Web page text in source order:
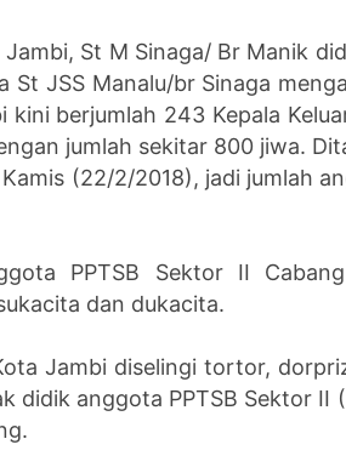
St M Sinaga/ Br Manik
St JSS Manalu/br Sinaga
kini berjumlah 243 Kepala
jumlah sekitar 800 jiwa.
(22/2/2018), jadi jumlah
PPTSB Sektor II
dan dukacita.
Jambi diselingi tortor,
didik anggota PPTSB Sektor II